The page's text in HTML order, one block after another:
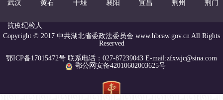
武汉 黄石 十堰 襄阳 宜昌 荆州 荆门
抗疫纪检人
Copyright © 2017 中共湖北省委政法委员会 www.hbcaw.gov.cn All Rights
Reserved
鄂ICP备17015472号 联系电话：027-87239043 E-mail:zfxwjc@sina.com
鄂公网安备42010602003625号